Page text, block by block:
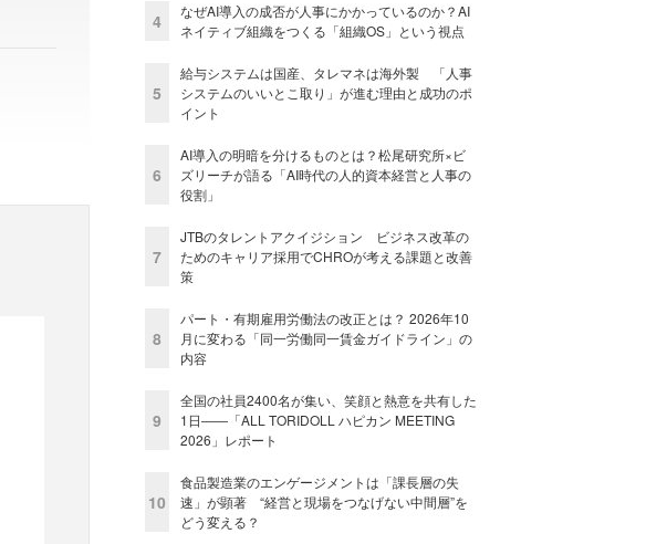
4
なぜAI導入の成否が人事にかかっているのか？AI
ネイティブ組織をつくる「組織OS」という視点
5
給与システムは国産、タレマネは海外製 「人事
システムのいいとこ取り」が進む理由と成功のポ
イント
6
AI導入の明暗を分けるものとは？松尾研究所×ビ
ズリーチが語る「AI時代の人的資本経営と人事の
役割」
7
JTBのタレントアクイジション ビジネス改革の
ためのキャリア採用でCHROが考える課題と改善
策
8
パート・有期雇用労働法の改正とは？ 2026年10
月に変わる「同一労働同一賃金ガイドライン」の
内容
9
全国の社員2400名が集い、笑顔と熱意を共有した
1日――「ALL TORIDOLL ハピカン MEETING
2026」レポート
10
食品製造業のエンゲージメントは「課長層の失
速」が顕著 “経営と現場をつなげない中間層”を
どう変える？